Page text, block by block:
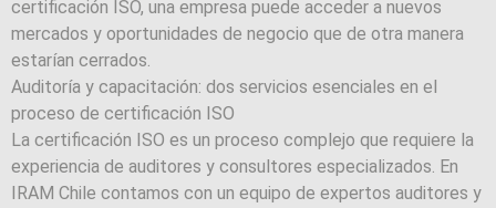
certificación ISO, una empresa puede acceder a nuevos
mercados y oportunidades de negocio que de otra manera
estarían cerrados.
Auditoría y capacitación: dos servicios esenciales en el
proceso de certificación ISO
La certificación ISO es un proceso complejo que requiere la
experiencia de auditores y consultores especializados. En
IRAM Chile contamos con un equipo de expertos auditores y